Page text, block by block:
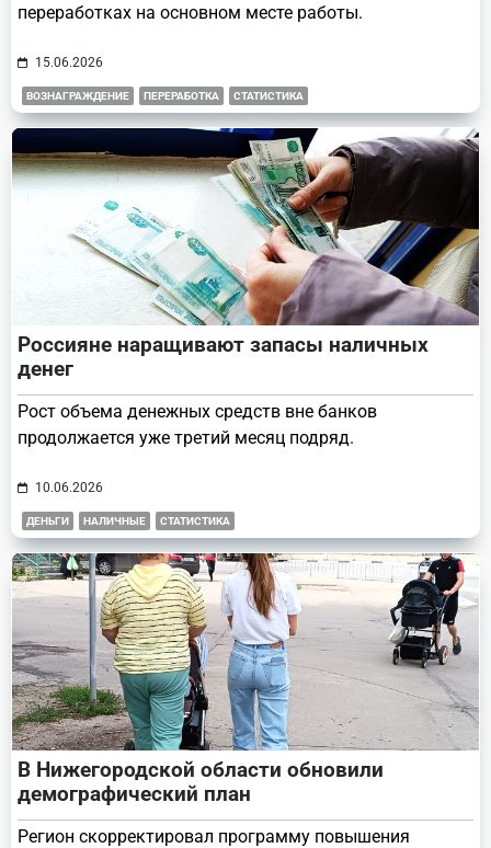
переработках на основном месте работы.
15.06.2026
ВОЗНАГРАЖДЕНИЕ ПЕРЕРАБОТКА СТАТИСТИКА
Россияне наращивают запасы наличных
денег
Рост объема денежных средств вне банков
продолжается уже третий месяц подряд.
10.06.2026
ДЕНЬГИ НАЛИЧНЫЕ СТАТИСТИКА
В Нижегородской области обновили
демографический план
Регион скорректировал программу повышения